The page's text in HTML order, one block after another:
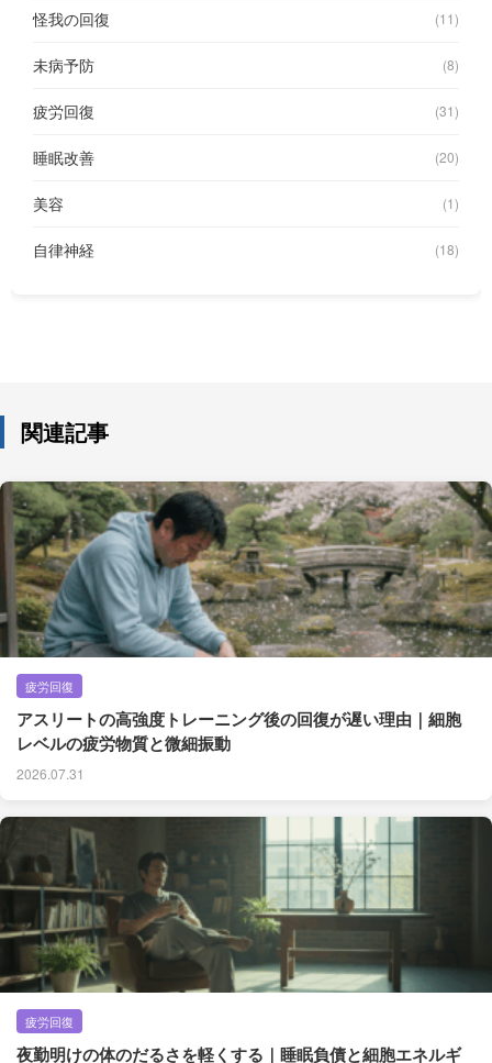
怪我の回復 (11)
未病予防 (8)
疲労回復 (31)
睡眠改善 (20)
美容 (1)
自律神経 (18)
関連記事
疲労回復
アスリートの高強度トレーニング後の回復が遅い理由｜細胞
レベルの疲労物質と微細振動
2026.07.31
疲労回復
夜勤明けの体のだるさを軽くする｜睡眠負債と細胞エネルギ